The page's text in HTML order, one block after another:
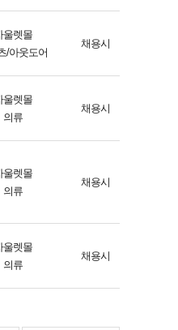
울렛몰
/아웃도어
채용시
울렛몰
의류
채용시
울렛몰
의류
채용시
울렛몰
의류
채용시